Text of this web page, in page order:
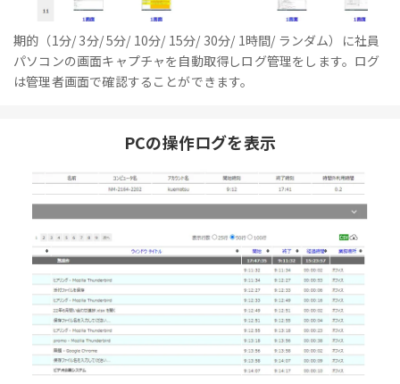
期的（1分/ 3分/ 5分/ 10分/ 15分/ 30分/ 1時間/ ランダム）に社員
パソコンの画面キャプチャを自動取得しログ管理をします。ログ
は管理者画面で確認することができます。
PCの操作ログを表示